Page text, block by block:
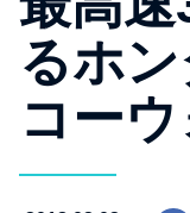
るホ
コー